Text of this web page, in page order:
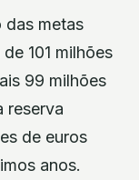
das metas
101 milhões
99 milhões
reserva
de euros
anos.